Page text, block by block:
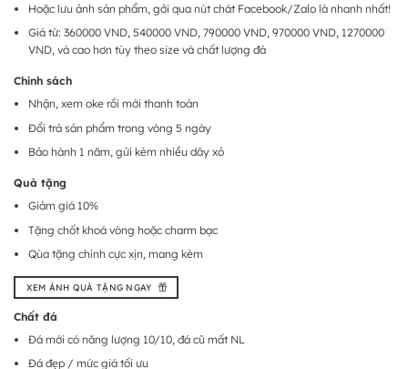
Hoặc lưu ảnh sản phẩm, gởi qua nút chát Facebook/Zalo là nhanh nhất!
Giá từ: 360000 VND, 540000 VND, 790000 VND, 970000 VND, 1270000
VND, và cao hơn tùy theo size và chất lượng đá
Chính sách
Nhận, xem oke rồi mới thanh toán
Đổi trả sản phẩm trong vòng 5 ngày
Bảo hành 1 năm, gửi kèm nhiều dây xỏ
Quà tặng
Giảm giá 10%
Tặng chốt khoá vòng hoặc charm bạc
Qùa tặng chính cực xịn, mang kèm
XEM ẢNH QUÀ TẶNG NGAY
Chất đá
Đá mới có năng lượng 10/10, đá cũ mất NL
Đá đẹp / mức giá tối ưu